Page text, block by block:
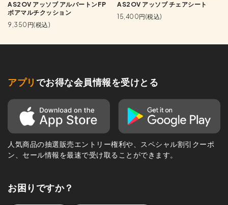
AS2OV アッソブ アルバートンFP
ボアマルチクッション
9,350円(税込)
AS2OV アッソブ チェアシート
15,400円(税込)
アプリ でお得な会員情報を受けとる
人気商品の抽選販売エントリー権利や、スペシャル割引クーポ
ン、セール情報を最速で受け取ることができます。
お困りですか？